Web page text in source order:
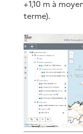
+1,10 m à
terme).